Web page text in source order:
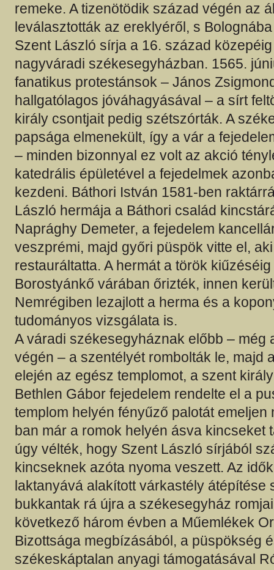
remeke. A tizenötödik század végén az
leválasztották az ereklyéről, s
Szent László sírja a 16. század
nagyváradi székesegyházban. 1565.
fanatikus protestánsok – János
hallgatólagos jóváhagyásával – a sírt
király csontjait pedig szétszórták. A
papsága elmenekült, így a vár a
– minden bizonnyal ez volt az akció
katedrális épületével a fejedelmek
kezdeni. Báthori István 1581-ben
László hermája a Báthori család
Naprághy Demeter, a fejedelem
veszprémi, majd győri püspök vitte el,
restauráltatta. A hermát a török
Borostyánkő várában őrizték, innen
Nemrégiben lezajlott a herma és a
tudományos vizsgálata is.
A váradi székesegyháznak előbb – még
végén – a szentélyét rombolták le, majd
elején az egész templomot, a szent
Bethlen Gábor fejedelem rendelte el a
templom helyén fényűző palotát emeljen
ban már a romok helyén ásva kincseket
úgy vélték, hogy Szent László sírjából
kincseknek azóta nyoma veszett. Az
laktanyává alakított várkastély átépítése
bukkantak rá újra a székesegyház
következő három évben a Műemlékek
Bizottsága megbízásából, a püspökség
székeskáptalan anyagi támogatásával